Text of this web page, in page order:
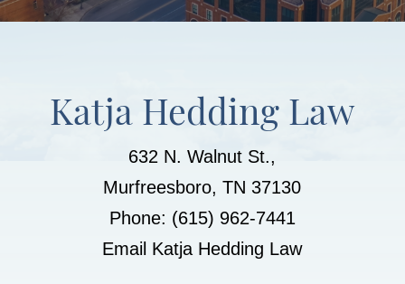
Katja Hedding Law
632 N. Walnut St.,
Murfreesboro, TN 37130
Phone: (615) 962-7441
Email Katja Hedding Law